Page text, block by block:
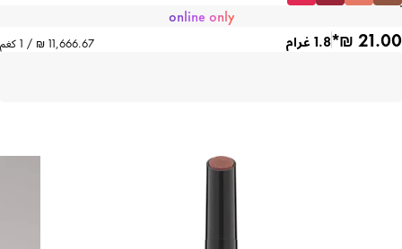
online only
1.8 غرام